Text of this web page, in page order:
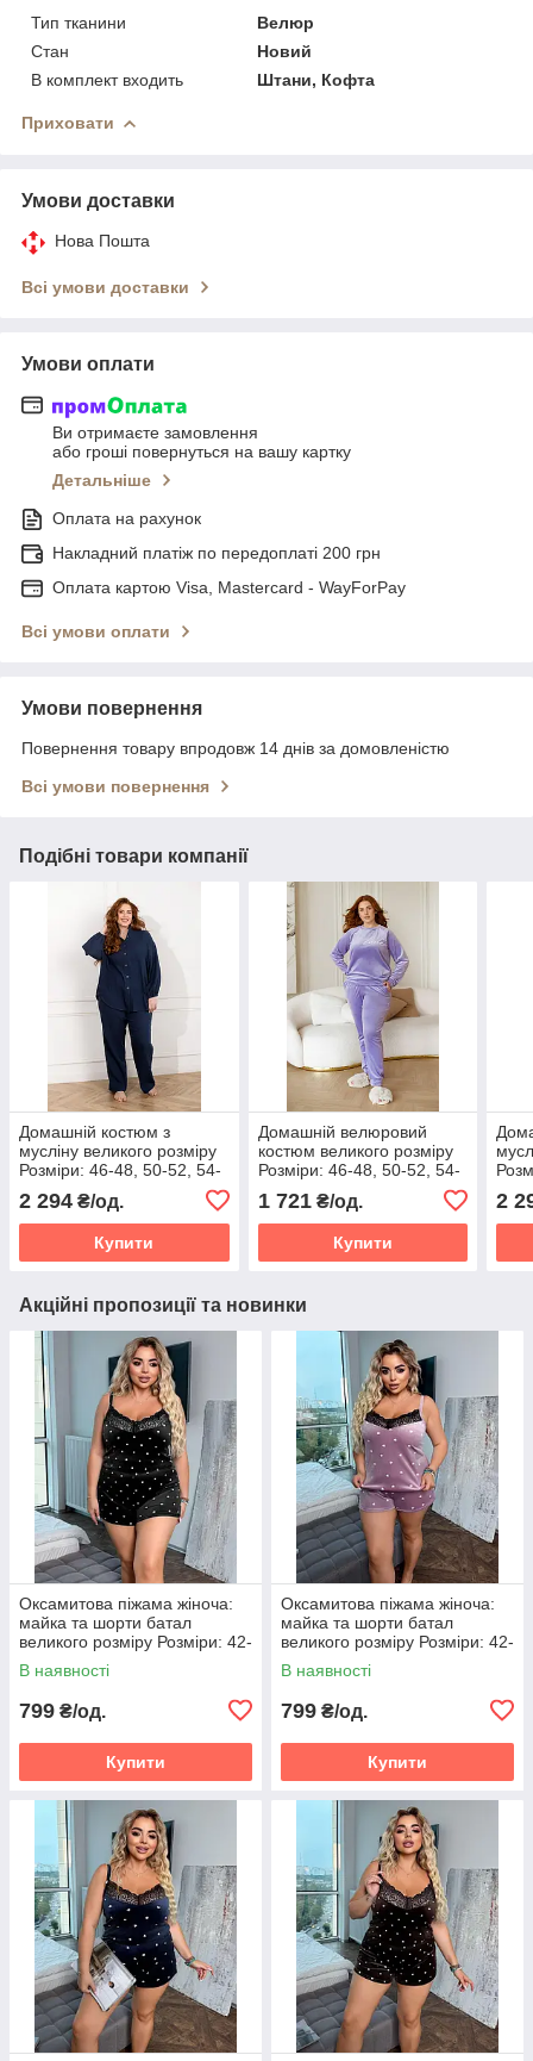
Тип тканини
Велюр
Стан
Новий
В комплект входить
Штани, Кофта
Приховати
Умови доставки
Нова Пошта
Всі умови доставки
Умови оплати
Ви отримаєте замовлення
або гроші повернуться на вашу картку
Детальніше
Оплата на рахунок
Накладний платіж по передоплаті 200 грн
Оплата картою Visa, Mastercard - WayForPay
Всі умови оплати
Умови повернення
Повернення товару впродовж 14 днів за домовленістю
Всі умови повернення
Подібні товари компанії
Домашній костюм з
мусліну великого розміру
Розміри: 46-48, 50-52, 54-
2 294 ₴/од.
Купити
Домашній велюровий
костюм великого розміру
Розміри: 46-48, 50-52, 54-
1 721₴/од.
Купити
2
Акційні пропозиції та новинки
Оксамитова піжама жіноча:
майка та шорти батал
великого розміру Розміри: 42-
46, 48-50 52-54, 56-58
В наявності
799 ₴/од.
Купити
Оксамитова піжама жіноча:
майка та шорти батал
великого розміру Розміри: 42-
46, 48-50 52-54, 56-58
В наявності
799 ₴/од.
Купити